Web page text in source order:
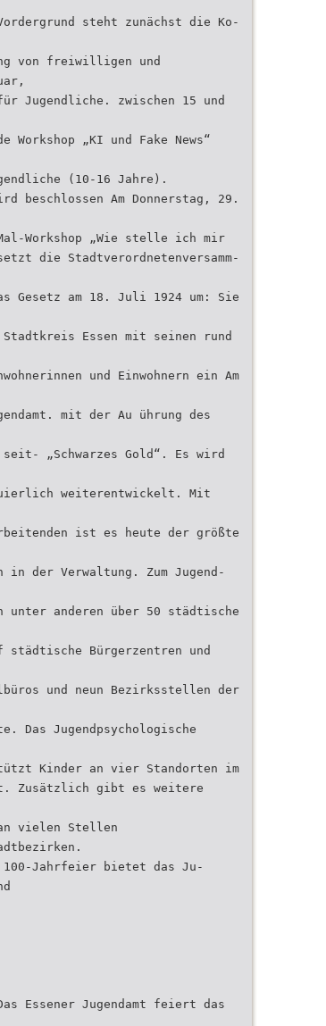
steht zunächst die Ko-
von freiwilligen und
Jugendliche. zwischen 15 und
„KI und Fake News“
(10-16 Jahre).
beschlossen Am Donnerstag, 29.
Workshop „Wie stelle ich mir
die Stadtverordnetenversamm-
am 18. Juli 1924 um: Sie
Essen mit seinen rund
und Einwohnern ein Am
mit der Au ührung des
„Schwarzes Gold“. Es wird
weiterentwickelt. Mit
ist es heute der größte
der Verwaltung. Zum Jugend-
unter anderen über 50 städtische
Bürgerzentren und
und neun Bezirksstellen der
Das Jugendpsychologische
Kinder an vier Standorten im
Zusätzlich gibt es weitere
vielen Stellen
100-Jahrfeier bietet das Ju-
Essener Jugendamt feiert das